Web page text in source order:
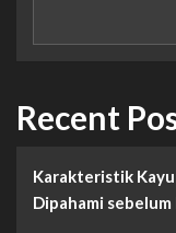
Recent
Karakteristik
Dipahami sebelum